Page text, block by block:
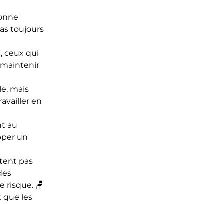
toujours
, ceux qui
mais
en
au
un
pas
risque. 🪑
que les